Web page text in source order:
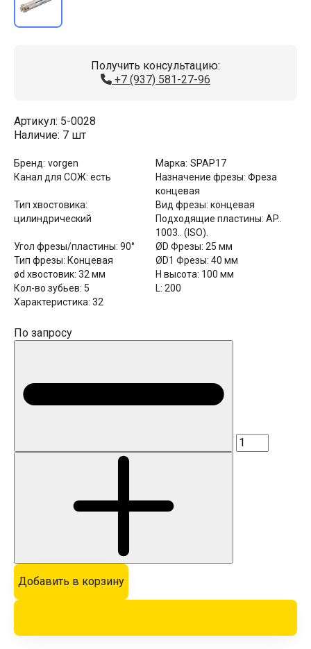
Получить консультацию:
+7 (937) 581-27-96
Артикул: 5-0028
Наличие: 7 шт
Бренд: vorgen Марка: SPAP17
Канал для СОЖ: есть Назначение фрезы: Фреза
концевая
Тип хвостовика:
цилиндрический
Вид фрезы: концевая
Подходящие пластины: AP..
1003.. (ISO).
Угол фрезы/пластины: 90° ØD Фрезы: 25 мм
Тип фрезы: Концевая ØD1 Фрезы: 40 мм
ød хвостовик: 32 мм Н высота: 100 мм
Кол-во зубьев: 5 L: 200
Характеристика: 32
По запросу
Добавить в корзину